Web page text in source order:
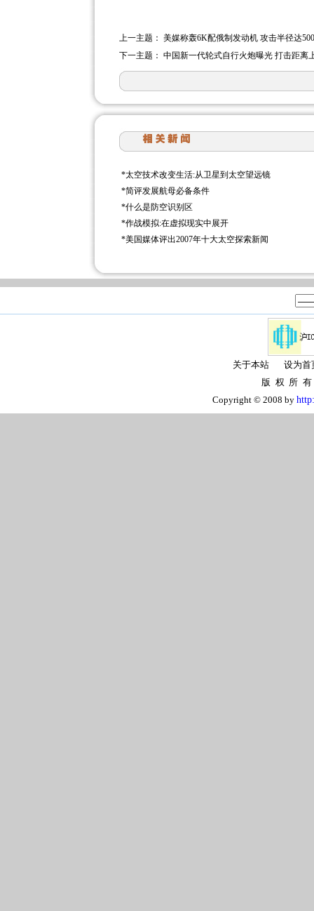
上一主题： 美媒称轰6K配俄制发动机 攻击半径达
下一主题： 中国新一代轮式自行火炮曝光 打击距离
*太空技术改变生活:从卫星到太空望远镜
*简评发展航母必备条件
*什么是防空识别区
*作战模拟:在虚拟现实中展开
*美国媒体评出2007年十大太空探索新闻